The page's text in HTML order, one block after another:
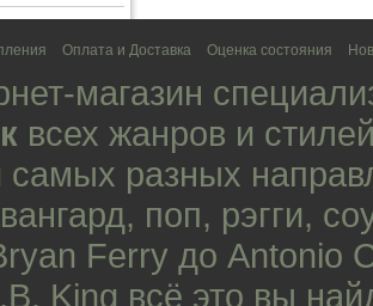
Оплата и Доставка Оценка состояния
магазин
всех жанров и
самых разных
, поп, рэгги,
Ferry до Antonio
King всё это вы